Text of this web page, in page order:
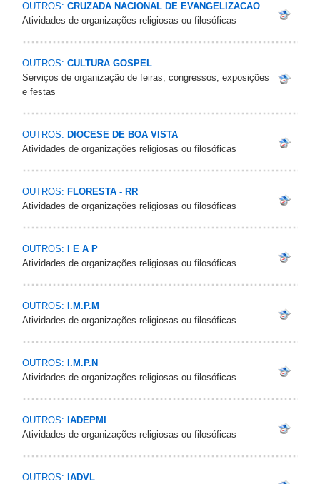
OUTROS: CRUZADA NACIONAL DE EVANGELIZACAO
Atividades de organizações religiosas ou filosóficas
OUTROS: CULTURA GOSPEL
Serviços de organização de feiras, congressos, exposições
e festas
OUTROS: DIOCESE DE BOA VISTA
Atividades de organizações religiosas ou filosóficas
OUTROS: FLORESTA - RR
Atividades de organizações religiosas ou filosóficas
OUTROS:
I E A P
Atividades de organizações religiosas ou filosóficas
OUTROS: I.M.P.M
Atividades de organizações religiosas ou filosóficas
OUTROS: I.M.P.N
Atividades de organizações religiosas ou filosóficas
OUTROS: IADEPMI
Atividades de organizações religiosas ou filosóficas
OUTROS: IADVL